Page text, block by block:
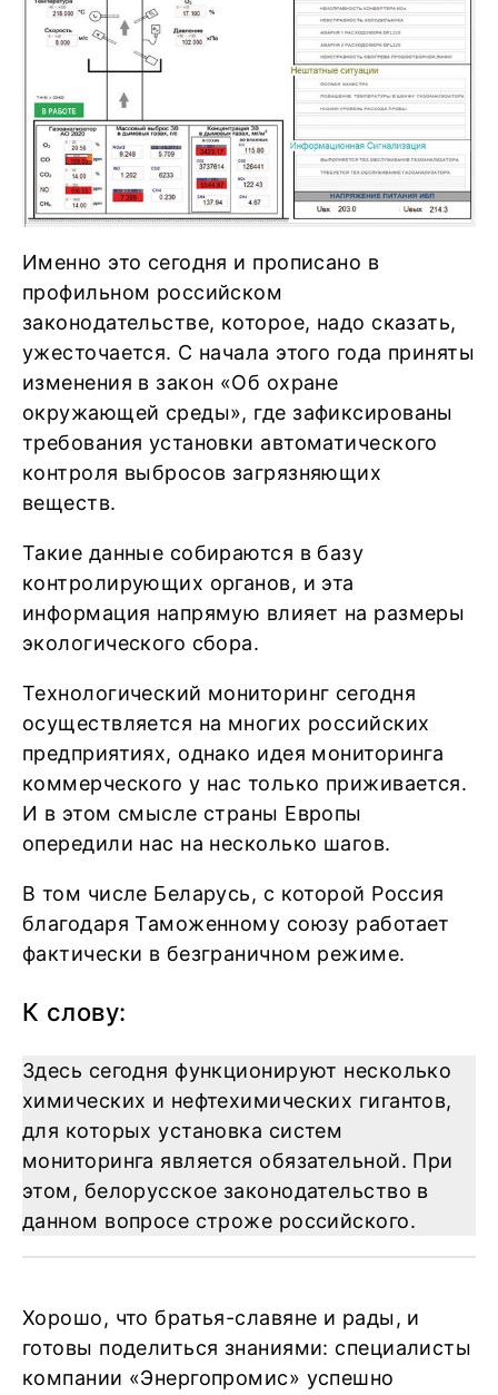
Именно это сегодня и прописано в
профильном российском
законодательстве, которое, надо сказать,
ужесточается. С начала этого года приняты
изменения в закон «Об охране
окружающей среды», где зафиксированы
требования установки автоматического
контроля выбросов загрязняющих
веществ.
Такие данные собираются в базу
контролирующих органов, и эта
информация напрямую влияет на размеры
экологического сбора.
Технологический мониторинг сегодня
осуществляется на многих российских
предприятиях, однако идея мониторинга
коммерческого у нас только приживается.
И в этом смысле страны Европы
опередили нас на несколько шагов.
В том числе Беларусь, с которой Россия
благодаря Таможенному союзу работает
фактически в безграничном режиме.
К слову:
Здесь сегодня функционируют несколько
химических и нефтехимических гигантов,
для которых установка систем
мониторинга является обязательной. При
этом, белорусское законодательство в
данном вопросе строже российского.
Хорошо, что братья-славяне и рады, и
готовы поделиться знаниями: специалисты
компании «Энергопромис» успешно